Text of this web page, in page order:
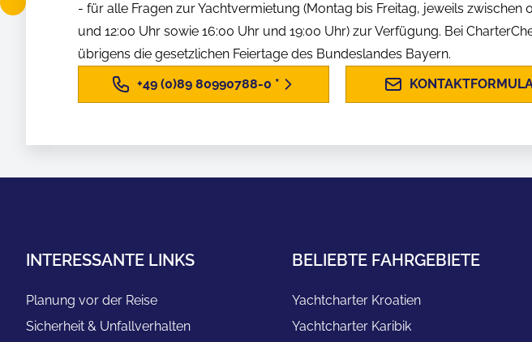
- für alle Fragen zur Yachtvermietung (Montag bis Freitag, jeweils zwischen
und 12:00 Uhr sowie 16:00 Uhr und 19:00 Uhr) zur Verfügung. Bei
übrigens die gesetzlichen Feiertage des Bundeslandes Bayern.
+49 (0)89 80990788-0 *
INTERESSANTE LINKS
Planung vor der Reise
Sicherheit & Unfallverhalten
BELIEBTE FAHRGEBIETE
Yachtcharter Kroatien
Yachtcharter Karibik